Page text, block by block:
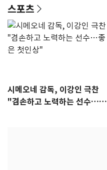
스포츠
시메오네 감독, 이강인 극찬
"겸손하고 노력하는 선수…좋